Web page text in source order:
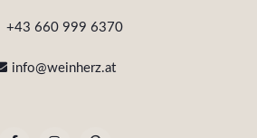
+43 660 999 6370
info@weinherz.at